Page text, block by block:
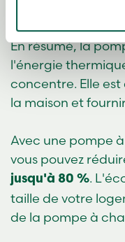
liquide et peut être
En résumé, la
l'énergie
concentre. Elle
la maison et
Avec une pompe
vous pouvez
jusqu'à 80 %.
taille de votre
de la pompe à